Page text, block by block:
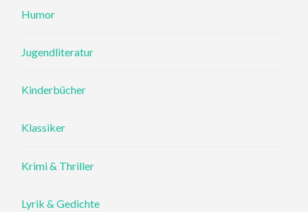
Humor
Jugendliteratur
Kinderbücher
Klassiker
Krimi & Thriller
Lyrik & Gedichte